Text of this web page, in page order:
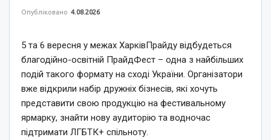
Опубліковано 4.08.2026
5 та 6 вересня у межах ХарківПрайду відбудеться
благодійно-освітній ПрайдФест – одна з найбільших
подій такого формату на сході України. Організатори
вже відкрили набір дружніх бізнесів, які хочуть
представити свою продукцію на фестивальному
ярмарку, знайти нову аудиторію та водночас
підтримати ЛГБТК+ спільноту.